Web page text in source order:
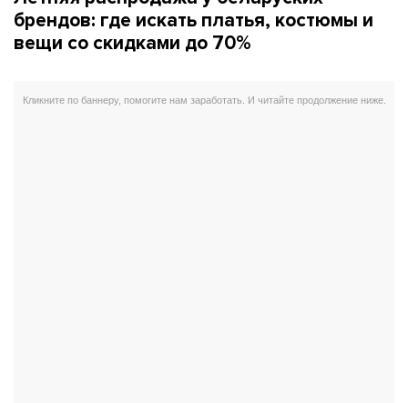
брендов: где искать платья, костюмы и
вещи со скидками до 70%